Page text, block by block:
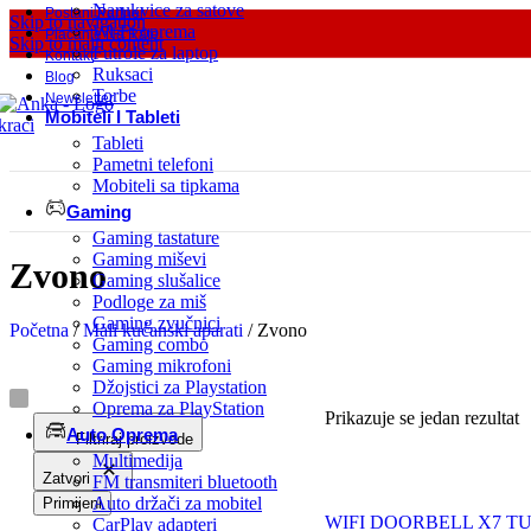
Skip to navigation
Skip to main content
Postani Partner
Plaćanje Na Rate
Kontakt
Blog
Newsletter
Narukvice za satove
Wi-Fi oprema
Futrole za laptop
Ruksaci
Torbe
Mobiteli I Tableti
Tableti
Pametni telefoni
Mobiteli sa tipkama
Gaming
Gaming tastature
Gaming miševi
Gaming slušalice
Podloge za miš
Gaming zvučnici
Gaming combo
Gaming mikrofoni
Džojstici za Playstation
Oprema za PlayStation
Auto Oprema
Multimedija
FM transmiteri bluetooth
Auto držači za mobitel
CarPlay adapteri
Zvono
Početna/ Mali kućanski aparati / Zvono
Filtriraj proizvode
Zatvori
Primijeni
Prikazuje se jedan rezultat
WIFI DOORBELL X7